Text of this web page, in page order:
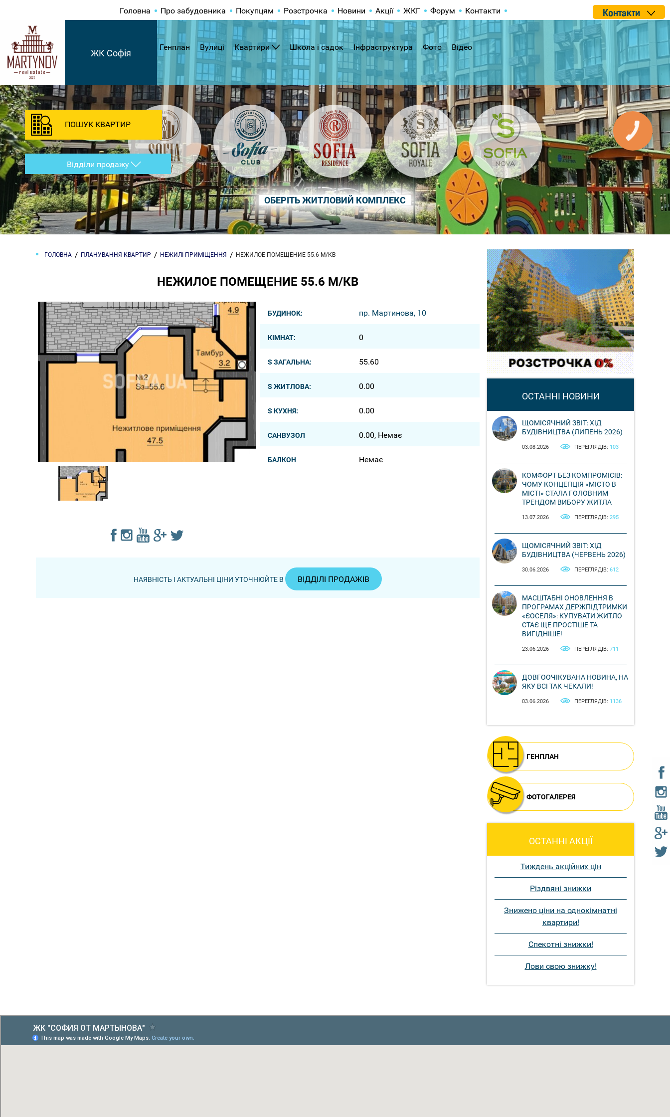
ОБЕРІТЬ ЖИТЛОВИЙ КОМПЛЕКС
Головна Про забудовника Покупцям Розстрочка Новини Акції ЖКГ Форум Контакти Контакти
ЖК Софія
Генплан Вулиці Квартири Школа і садок Інфраструктура Фото Відео
ПОШУК КВАРТИР
Відділи продажу
ГОЛОВНА ПЛАНУВАННЯ КВАРТИР НЕЖИЛІ ПРИМІЩЕННЯ НЕЖИЛОЕ ПОМЕЩЕНИЕ 55.6 М/КВ
НЕЖИЛОЕ ПОМЕЩЕНИЕ 55.6 М/КВ
БУДИНОК: пр. Мартинова, 10
КІМНАТ: 0
S ЗАГАЛЬНА: 55.60
S ЖИТЛОВА: 0.00
S КУХНЯ: 0.00
САНВУЗОЛ 0.00, Немає
БАЛКОН Немає
НАЯВНІСТЬ І АКТУАЛЬНІ ЦІНИ УТОЧНЮЙТЕ В ВІДДІЛІ ПРОДАЖІВ
ОСТАННІ НОВИНИ
ЩОМІСЯЧНИЙ ЗВІТ: ХІД
БУДІВНИЦТВА (ЛИПЕНЬ 2026)
03.08.2026 ПЕРЕГЛЯДІВ: 103
КОМФОРТ БЕЗ КОМПРОМІСІВ:
ЧОМУ КОНЦЕПЦІЯ «МІСТО В
МІСТІ» СТАЛА ГОЛОВНИМ
ТРЕНДОМ ВИБОРУ ЖИТЛА
13.07.2026 ПЕРЕГЛЯДІВ: 295
ЩОМІСЯЧНИЙ ЗВІТ: ХІД
БУДІВНИЦТВА (ЧЕРВЕНЬ 2026)
30.06.2026 ПЕРЕГЛЯДІВ: 612
МАСШТАБНІ ОНОВЛЕННЯ В
ПРОГРАМАХ ДЕРЖПІДТРИМКИ
«ЄОСЕЛЯ»: КУПУВАТИ ЖИТЛО
СТАЄ ЩЕ ПРОСТІШЕ ТА
ВИГІДНІШЕ!
23.06.2026 ПЕРЕГЛЯДІВ: 711
ДОВГООЧІКУВАНА НОВИНА, НА
ЯКУ ВСІ ТАК ЧЕКАЛИ!
03.06.2026 ПЕРЕГЛЯДІВ: 1136
ГЕНПЛАН
ФОТОГАЛЕРЕЯ
ОСТАННІ АКЦІЇ
Тиждень акційних цін
Різдвяні знижки
Знижено ціни на однокімнатні
квартири!
Спекотні знижки!
Лови свою знижку!